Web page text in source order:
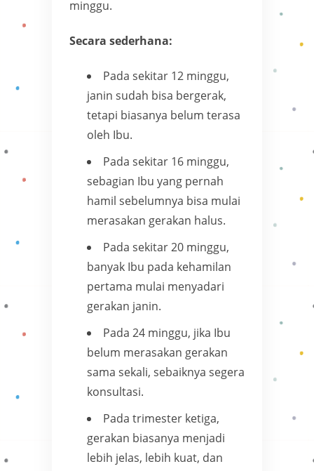
minggu.
Secara sederhana:
Pada sekitar 12 minggu,
janin sudah bisa bergerak,
tetapi biasanya belum terasa
oleh Ibu.
Pada sekitar 16 minggu,
sebagian Ibu yang pernah
hamil sebelumnya bisa mulai
merasakan gerakan halus.
Pada sekitar 20 minggu,
banyak Ibu pada kehamilan
pertama mulai menyadari
gerakan janin.
Pada 24 minggu, jika Ibu
belum merasakan gerakan
sama sekali, sebaiknya segera
konsultasi.
Pada trimester ketiga,
gerakan biasanya menjadi
lebih jelas, lebih kuat, dan